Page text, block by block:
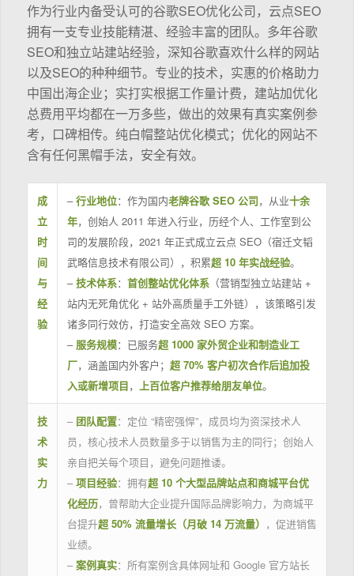
作为行业内备受认可的谷歌SEO优化公司，云点SEO
拥有一支专业技能精湛、经验丰富的团队。多年谷歌
SEO和独立站建站经验，深知谷歌喜欢什么样的网站
以及SEO的种种细节。专业的技术，实惠的价格助力
中国出海企业；实打实根据工作量计费，建站加优化
总费用平均都在一万多些，做出的效果有真实案例参
考，口碑相传。纯白帽整站优化模式；优化的网站不
含有任何黑帽手法，安全有效。
成
立
时
间
与
经
验
–行业地位：作为国内老牌谷歌 SEO 公司，从业十余
年，创始人 2011 年进入行业，历经个人、工作室到公
司的发展阶段，2021 年正式成立云点 SEO（宿迁文韬
武略信息技术有限公司），积累超 10 年实战经验。
–技术体系： 首创整站优化体系（营销型独立站建站 +
站内无死角优化 + 站外高质量手工外链），该策略引发
诸多同行效仿，打造安全高效 SEO 方案。
– 服务规模：已服务超 1000 家外贸企业和制造业工
厂，涵盖国内外客户； 超 70% 客户初次合作后追加投
入或新增项目， 上百位客户推荐给朋友单位。
技
术
实
力
– 团队配置：定位 “精密强悍”，成员均为资深技术人
员，核心技术人员数量多于以销售为主的同行；创始人
亲自把关每个项目，避免问题推诿。
– 项目经验：拥有超 10 个大型品牌站点和商城平台优
化经历，曾帮助大企业提升国际品牌影响力，为商城平
台提升超 50% 流量增长（月破 14 万流量） ，促进销售
业绩。
– 案例真实：所有案例含具体网址和 Google 官方站长